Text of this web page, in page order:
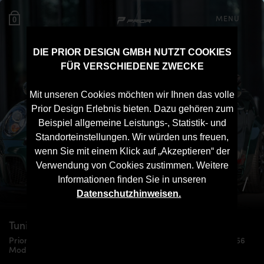
DIE PRIOR DESIGN GMBH NUTZT COOKIES
FÜR VERSCHIEDENE ZWECKE
Mit unseren Cookies möchten wir Ihnen das volle
Prior Design Erlebnis bieten. Dazu gehören zum
Beispiel allgemeine Leistungs-, Statistik- und
Standorteinstellungen. Wir würden uns freuen,
wenn Sie mit einem Klick auf „Akzeptieren“ der
Verwendung von Cookies zustimmen. Weitere
Informationen finden Sie in unseren
Datenschutzhinweisen.
0 MENU
Tuning für
Prior Design PD300+ Widebody-Kit für alle Mini Cooper S R56
Modelle